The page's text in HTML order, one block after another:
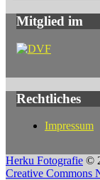
Mitglied im
Rechtliches
Impressum
Herku Fotografie ©
Creative Commons